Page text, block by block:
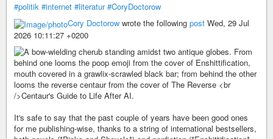
#politik #internet #literatur #CoryDoctorow
Cory Doctorow wrote the following post Wed, 29 Jul
2026 10:11:27 +0200
It's safe to say that the past couple of years have been good ones
for me publishing-wise, thanks to a string of international bestsellers,